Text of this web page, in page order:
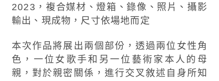
2023，複合媒材、燈箱、錄像、照片、攝影
輸出、現成物，尺寸依場地而定
本次作品將展出兩個部份，透過兩位女性角
色，一位女歌手和另一位藝術家本人的母
親，對於親密關係，進行交叉敘述自身所知